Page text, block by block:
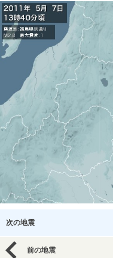
次の地震
前の地震